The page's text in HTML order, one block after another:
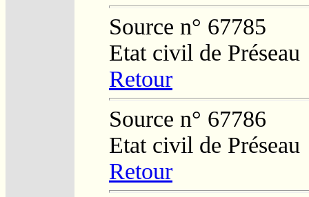
Source n° 67785
Etat civil de Préseau
Retour
Source n° 67786
Etat civil de Préseau
Retour